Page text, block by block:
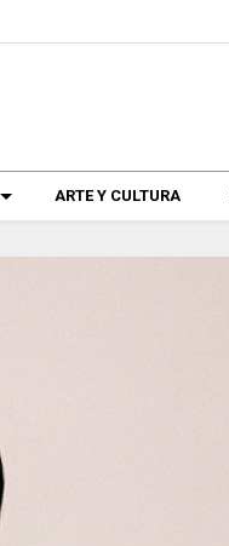
ARTE Y CULTURA